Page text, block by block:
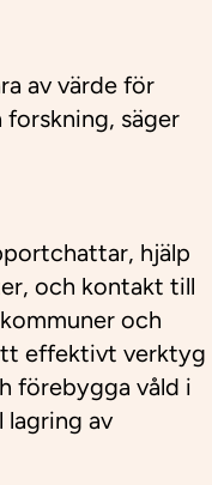
av värde för
säger
hjälp
och kontakt till
och
effektivt verktyg
förebygga våld i
lagring av